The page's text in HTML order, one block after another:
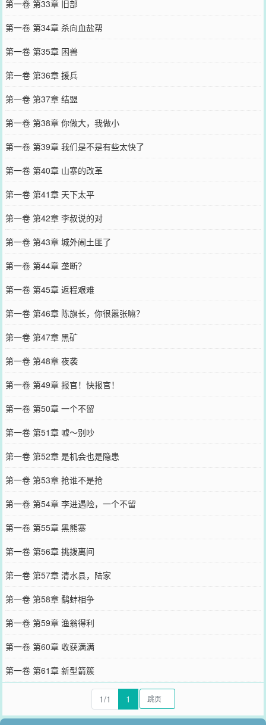
第一卷 第33章 旧部
第一卷 第34章 杀向血盐帮
第一卷 第35章 困兽
第一卷 第36章 援兵
第一卷 第37章 结盟
第一卷 第38章 你做大，我做小
第一卷 第39章 我们是不是有些太快了
第一卷 第40章 山寨的改革
第一卷 第41章 天下太平
第一卷 第42章 李叔说的对
第一卷 第43章 城外闹土匪了
第一卷 第44章 垄断？
第一卷 第45章 返程艰难
第一卷 第46章 陈旗长，你很嚣张嘛？
第一卷 第47章 黑矿
第一卷 第48章 夜袭
第一卷 第49章 报官！快报官！
第一卷 第50章 一个不留
第一卷 第51章 嘘～别吵
第一卷 第52章 是机会也是隐患
第一卷 第53章 抢谁不是抢
第一卷 第54章 李进遇险，一个不留
第一卷 第55章 黑熊寨
第一卷 第56章 挑拨离间
第一卷 第57章 清水县，陆家
第一卷 第58章 鹬蚌相争
第一卷 第59章 渔翁得利
第一卷 第60章 收获满满
第一卷 第61章 新型箭簇
1/1 1